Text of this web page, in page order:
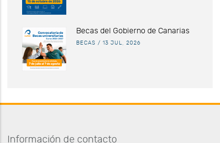
Becas del Gobierno de Canarias
BECAS / 13 JUL, 2026
Información de contacto